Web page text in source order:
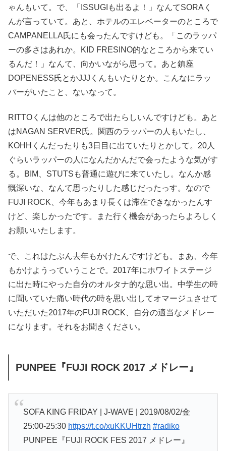
ゃんもいて。で、「ISSUGIも出るよ！」なんてSORAく
んが言っていて。あと、ホテルのエレベーターのところで
CAMPANELLA氏にも会ったんですけども。「このラッパ
ーの多さはあれか。KID FRESINO的なところから来てい
るんだ！」なんて、向かいながら思って。あと鎮座
DOPENESS氏とかJJJくんもいたりとか。こんなにラッ
パーがいたこと、ないなって。
RITTOくんは他のところで出たらしいんですけども。あと
はNAGAN SERVER氏。関西のラッパーの人もいたし、
KOHHくんだったりも3日目に出ていたりとかして。20人
ぐらいラッパーの人になんだかんだで会ったような気がす
る。BIM、STUTSも普通に遊びに来ていたし。なんか感
慨深いな、なんて思ったりした感じだったっす。なので
FUJI ROCK、今年もあまり長くは滞在できなかったんす
けど、楽しかったです。また行く機会があったらよろしく
お願いいたします。
で、これはたぶん去年もかけたんですけども。まあ、今年
もかけようっていうことで。2017年にホワイトステージ
に出た時にやった自分のオルタナ的な思い出。中学生の時
に聞いていた痛い時代の時を思い出してオマージュさせて
いただいた2017年のFUJI ROCK、自分の適当なメドレー
になります。それをお聞きください。
PUNPEE『FUJI ROCK 2017 メドレー』
SOFA KING FRIDAY | J-WAVE | 2019/08/02/金
25:00-25:30 https://t.co/xuKKUHtrzh #radiko
PUNPEE『FUJI ROCK FES 2017 メドレー』